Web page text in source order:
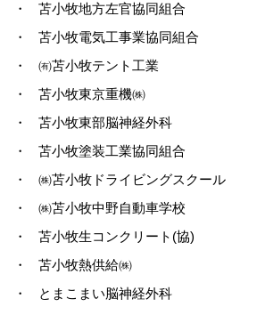
・
苫小牧地方左官協同組合
・
苫小牧電気工事業協同組合
・
㈲苫小牧テント工業
・
苫小牧東京重機㈱
・
苫小牧東部脳神経外科
・
苫小牧塗装工業協同組合
・
㈱苫小牧ドライビングスクール
・
㈱苫小牧中野自動車学校
・
苫小牧生コンクリート(協)
・
苫小牧熱供給㈱
・
とまこまい脳神経外科